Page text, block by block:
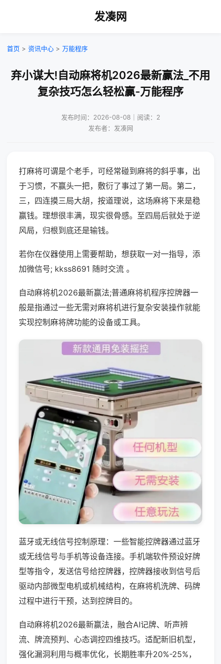
发凑网
首页 > 资讯中心 > 万能程序
弃小谋大!自动麻将机2026最新赢法_不用
复杂技巧怎么轻松赢-万能程序
发布时间：2026-08-08｜阅读：2
发布者：发凑网
打麻将可谓是个老手，可经常碰到麻将的斜乎事，出
于习惯，不赢头一把，敷衍了事过了第一局。第二，
三，四连摸三局大胡，按道理说，这场麻将下来是稳
赢钱。理想很丰满，现实很骨感。至四局后就处于逆
风局，归根到底还是输钱。
若你在仪器使用上需要帮助，想获取一对一指导，添
加微信号; kkss8691 随时交流 。
自动麻将机2026最新赢法;普通麻将机程序控牌器一
般是指通过一些无需对麻将机进行复杂安装操作就能
实现控制麻将牌功能的设备或工具。
蓝牙或无线信号控制原理：一些智能控牌器通过蓝牙
或无线信号与手机等设备连接。手机端软件预设好牌
型等指令，发送信号给控牌器，控牌器接收到信号后
驱动内部微型电机或机械结构，在麻将机洗牌、码牌
过程中进行干预，达到控牌目的。
自动麻将机2026最新赢法，融合AI记牌、听声辨
流、牌流预判、心态调控四维技巧。适配新旧机型，
强化漏洞利用与概率优化，长期胜率升20%-25%，